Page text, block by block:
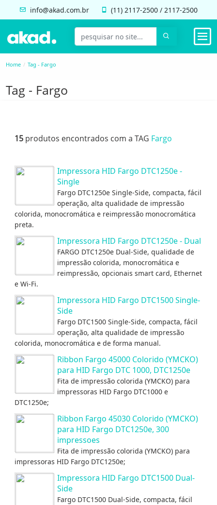
info@akad.com.br (11) 2117-2500 / 2117-2500
Home Tag - Fargo
Tag - Fargo
15 produtos encontrados com a TAG Fargo
Impressora HID Fargo DTC1250e -
Single
Fargo DTC1250e Single-Side, compacta, fácil
operação, alta qualidade de impressão
colorida, monocromática e reimpressão monocromática
preta.
Impressora HID Fargo DTC1250e - Dual
FARGO DTC1250e Dual-Side, qualidade de
impressão colorida, monocromática e
reimpressão, opcionais smart card, Ethernet
e Wi-Fi.
Impressora HID Fargo DTC1500 Single-
Side
Fargo DTC1500 Single-Side, compacta, fácil
operação, alta qualidade de impressão
colorida, monocromática e de forma manual.
Ribbon Fargo 45000 Colorido (YMCKO)
para HID Fargo DTC 1000, DTC1250e
Fita de impressão colorida (YMCKO) para
impressoras HID Fargo DTC1000 e
DTC1250e;
Ribbon Fargo 45030 Colorido (YMCKO)
para HID Fargo DTC1250e, 300
impressoes
Fita de impressão colorida (YMCKO) para
impressoras HID Fargo DTC1250e;
Impressora HID Fargo DTC1500 Dual-
Side
Fargo DTC1500 Dual-Side, compacta, fácil